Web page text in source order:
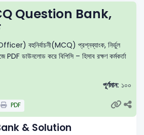
Question Bank,
বহুনির্বাচনী(MCQ) প্রশ্নব্যাংক, নির্ভুল
PDF ডাউনলোড করে বিপিসি – হিসাব রক্ষণ কর্মকর্তা
পূর্ণমান: ১০০
PDF
& Solution